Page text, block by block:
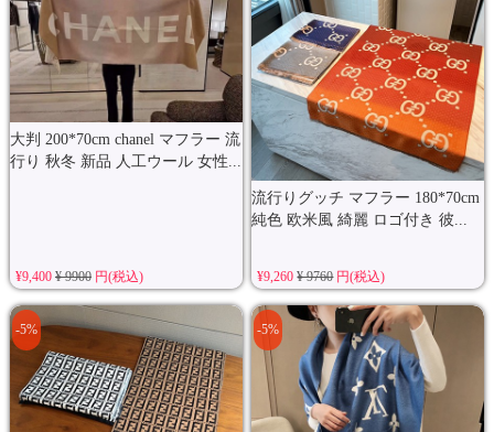
大判 200*70cm chanel マフラー 流
行り 秋冬 新品 人工ウール 女性...
¥9,400 ¥ 9900円(税込)
流行りグッチ マフラー 180*70cm
純色 欧米風 綺麗 ロゴ付き 彼...
¥9,260¥ 9760円(税込)
-5% -5%